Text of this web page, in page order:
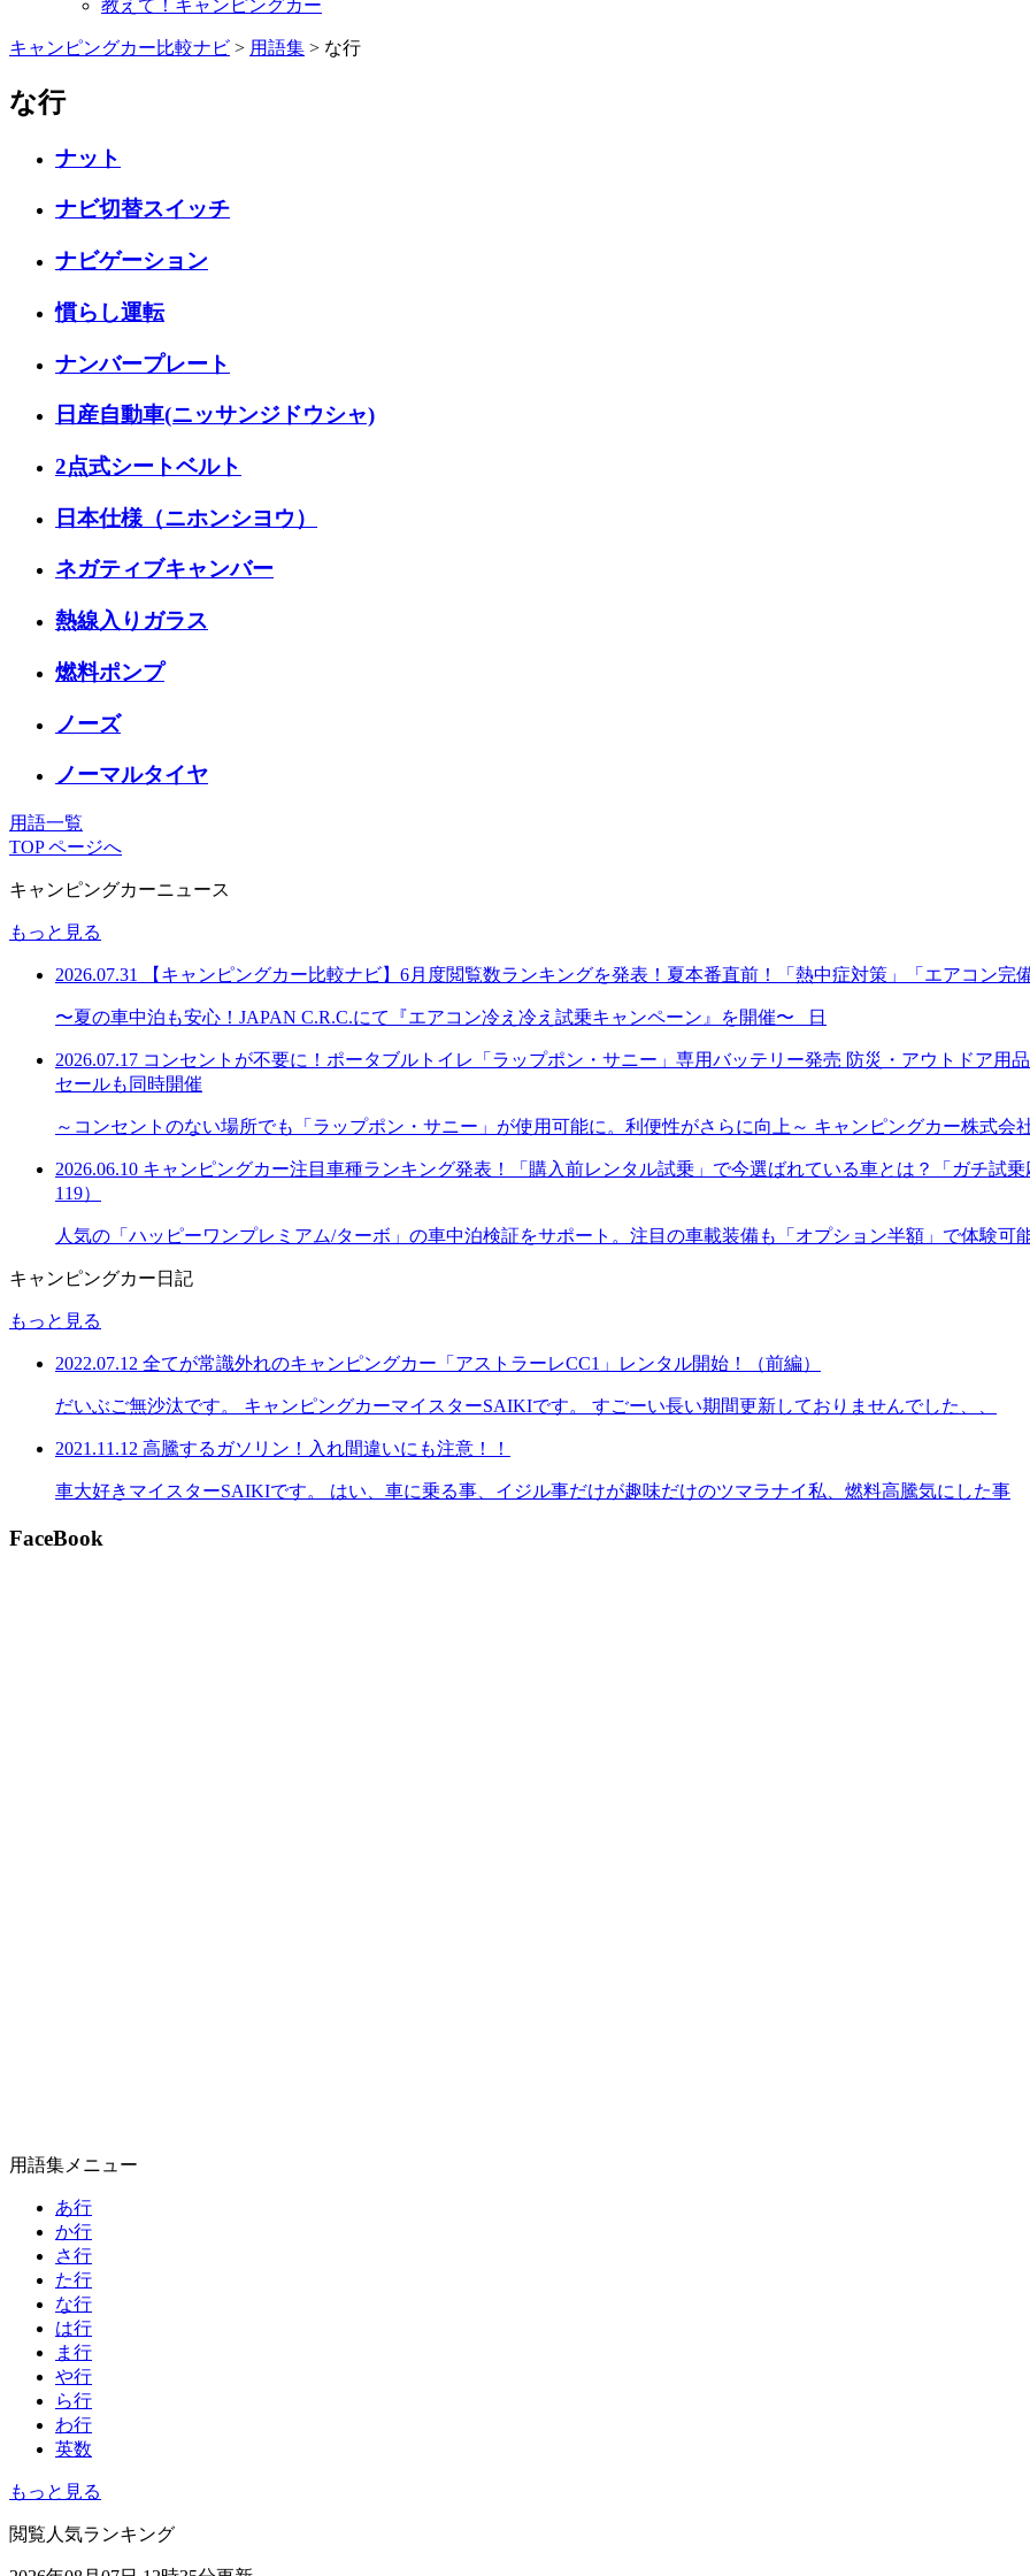
教えて！キャンピングカー
キャンピングカー比較ナビ > 用語集 > な行
な行
ナット
ナビ切替スイッチ
ナビゲーション
慣らし運転
ナンバープレート
日産自動車(ニッサンジドウシャ)
2点式シートベルト
日本仕様（ニホンシヨウ）
ネガティブキャンバー
熱線入りガラス
燃料ポンプ
ノーズ
ノーマルタイヤ
用語一覧
TOP ページへ
キャンピングカーニュース
もっと見る
2026.07.31 【キャンピングカー比較ナビ】6月度閲覧数ランキングを発表！夏本番直前！「熱中症対策」「エアコン完
〜夏の車中泊も安心！JAPAN C.R.C.にて『エアコン冷え冷え試乗キャンペーン』を開催〜 日
2026.07.17 コンセントが不要に！ポータブルトイレ「ラップポン・サニー」専用バッテリー発売 防災・アウトドア用
セールも同時開催
～コンセントのない場所でも「ラップポン・サニー」が使用可能に。利便性がさらに向上～ キャンピングカー株式会
2026.06.10 キャンピングカー注目車種ランキング発表！「購入前レンタル試乗」で今選ばれている車とは？「ガチ試
119）
人気の「ハッピーワンプレミアム/ターボ」の車中泊検証をサポート。注目の車載装備も「オプション半額」で体験可
キャンピングカー日記
もっと見る
2022.07.12 全てが常識外れのキャンピングカー「アストラーレCC1」レンタル開始！（前編）
だいぶご無沙汰です。 キャンピングカーマイスターSAIKIです。 すごーい長い期間更新しておりませんでした、、
2021.11.12 高騰するガソリン！入れ間違いにも注意！！
車大好きマイスターSAIKIです。 はい、車に乗る事、イジル事だけが趣味だけのツマラナイ私、燃料高騰気にした事
FaceBook
用語集メニュー
あ行
か行
さ行
た行
な行
は行
ま行
や行
ら行
わ行
英数
もっと見る
閲覧人気ランキング